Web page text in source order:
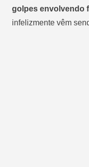
golpes envolvendo
infelizmente vêm